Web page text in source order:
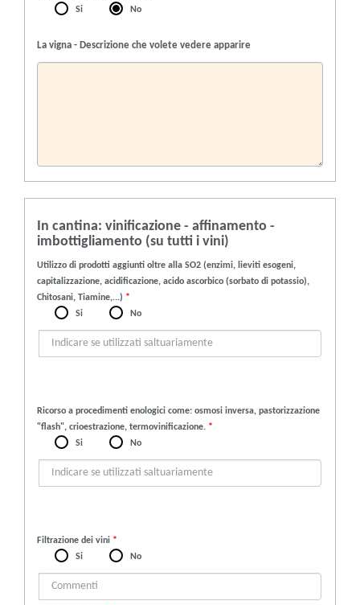
Si
No
La vigna - Descrizione che volete vedere apparire
In cantina: vinificazione - affinamento -
imbottigliamento (su tutti i vini)
Utilizzo di prodotti aggiunti oltre alla SO2 (enzimi, lieviti esogeni,
capitalizzazione, acidificazione, acido ascorbico (sorbato di potassio),
Chitosani, Tiamine,...) *
Si
No
Ricorso a procedimenti enologici come: osmosi inversa, pastorizzazione
"flash", crioestrazione, termovinificazione. *
Si
No
Filtrazione dei vini *
Si
No